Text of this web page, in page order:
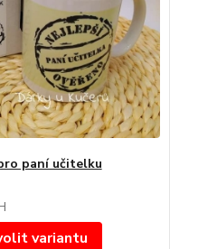
paní učitelku
variantu